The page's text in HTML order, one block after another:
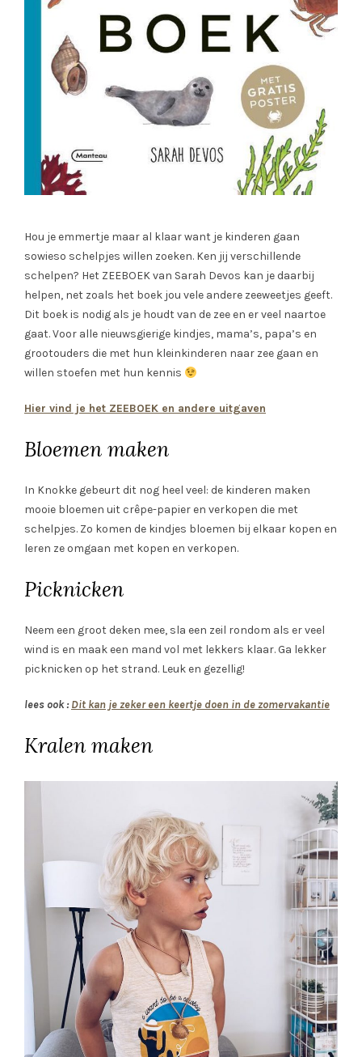
Hou je emmertje maar al klaar want je kinderen gaan
sowieso schelpjes willen zoeken. Ken jij verschillende
schelpen? Het ZEEBOEK van Sarah Devos kan je daarbij
helpen, net zoals het boek jou vele andere zeeweetjes geeft.
Dit boek is nodig als je houdt van de zee en er veel naartoe
gaat. Voor alle nieuwsgierige kindjes, mama’s, papa’s en
grootouders die met hun kleinkinderen naar zee gaan en
willen stoefen met hun kennis
Hier vind je het ZEEBOEK en andere uitgaven
Bloemen maken
In Knokke gebeurt dit nog heel veel: de kinderen maken
mooie bloemen uit crêpe-papier en verkopen die met
schelpjes. Zo komen de kindjes bloemen bij elkaar kopen en
leren ze omgaan met kopen en verkopen.
Picknicken
Neem een groot deken mee, sla een zeil rondom als er veel
wind is en maak een mand vol met lekkers klaar. Ga lekker
picknicken op het strand. Leuk en gezellig!
lees ook :Dit kan je zeker een keertje doen in de zomervakantie
Kralen maken